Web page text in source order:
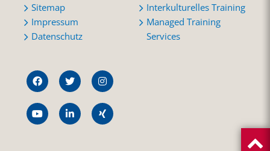
Sitemap
Impressum
Datenschutz
Interkulturelles Training
Managed Training
Services